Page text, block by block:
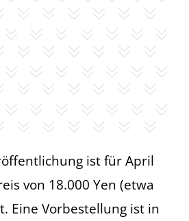
ist für April
von 18.000 Yen (etwa
Eine Vorbestellung ist in